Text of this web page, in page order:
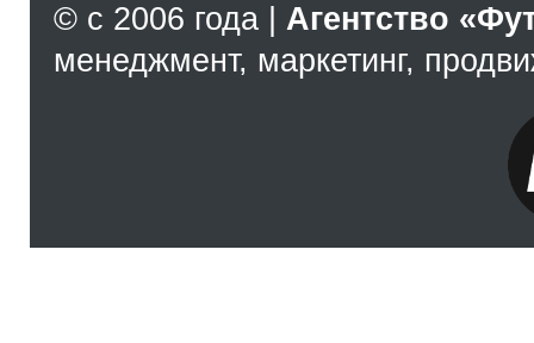
© с 2006 года | Агентство
менеджмент, маркетинг,